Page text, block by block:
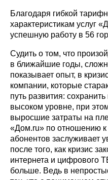
Благодаря гибкой
характеристикам услуг
успешную работу в 56
Судить о том, что
в ближайшие годы,
показывает опыт, в
компании, которые
путь развития:
высоком уровне, при
выросшие затраты на
«Дом.ru» по отношению
абонентов заслуживает
после того, как кризис
интернета и цифрового
больше. Ведь в